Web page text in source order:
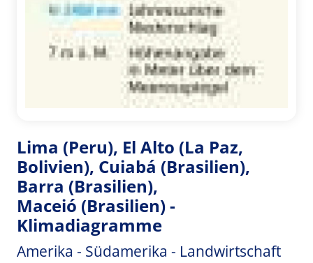
Lima (Peru), El Alto (La Paz,
Bolivien), Cuiabá (Brasilien),
Barra (Brasilien),
Maceió (Brasilien) -
Klimadiagramme
Amerika - Südamerika - Landwirtschaft